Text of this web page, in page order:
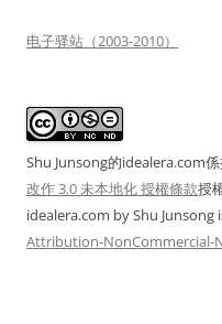
电子驿站（2003-2010）
Shu Junsong的idealera.com
改作 3.0 未本地化 授權條款授
idealera.com byShu Junsong
Attribution-NonCommercial-